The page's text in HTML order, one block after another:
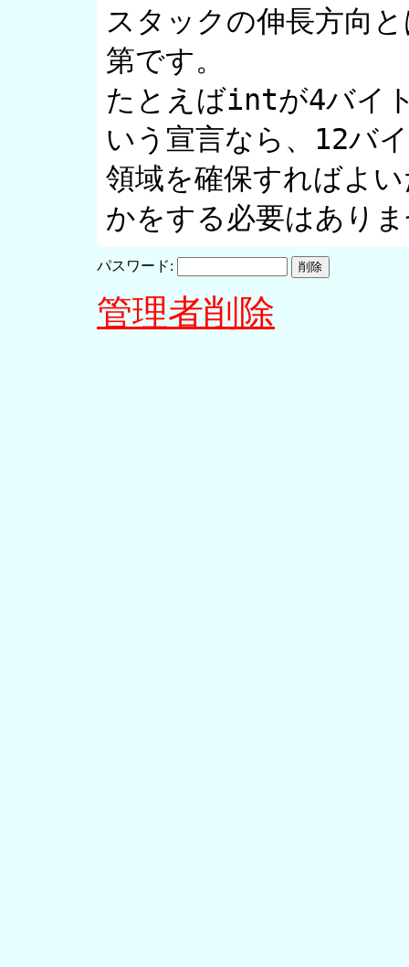
スタックの伸長方向
第です。
たとえばintが4バ
いう宣言なら、12バ
領域を確保すればよ
パスワード:
管理者削除